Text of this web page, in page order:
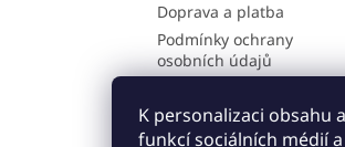
K personalizaci obsahu
funkcí sociálních médií
Doprava a platba
Podmínky ochrany
osobních údajů
Odborné články